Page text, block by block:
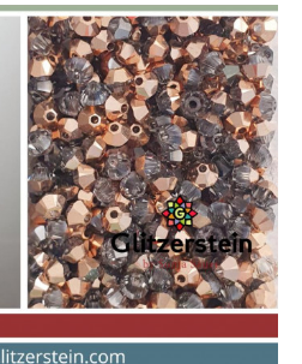
Dieses
Produkt
weist
mehrere
Varianten
auf.
Die
Optionen
können
auf
der
Preisspanne:
15,00 €
bis
16,00 €